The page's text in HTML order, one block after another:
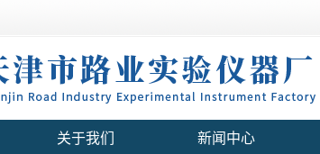
关于我们 新闻中心